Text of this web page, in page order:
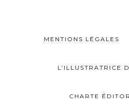
MENTIONS LÉGALES
L’ILLUSTRATRICE
CHARTE